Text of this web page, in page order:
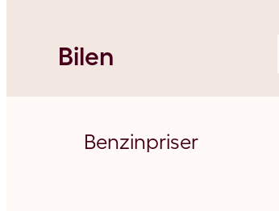
Bilen
Benzinpriser